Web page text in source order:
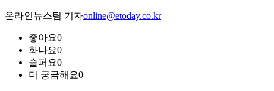
온라인뉴스팀 기자online@etoday.co.kr
좋아요0
화나요0
슬퍼요0
더 궁금해요0